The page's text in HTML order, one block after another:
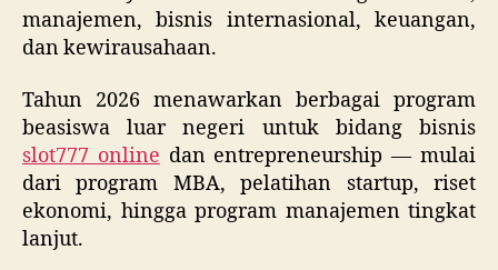
dan
manajemen, bisnis internasional, keuangan,
dan kewirausahaan.
Tahun 2026 menawarkan berbagai program
beasiswa luar negeri untuk bidang bisnis
slot777 online dan entrepreneurship — mulai
dari program MBA, pelatihan startup, riset
ekonomi, hingga program manajemen tingkat
lanjut.